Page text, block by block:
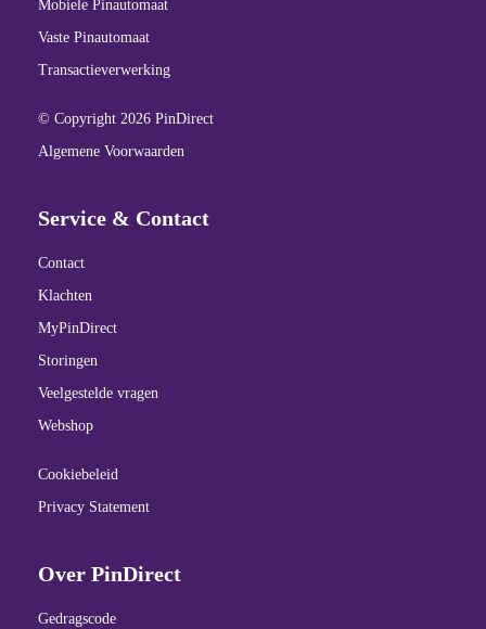
Mobiele Pinautomaat
Vaste Pinautomaat
Transactieverwerking
© Copyright 2026 PinDirect
Algemene Voorwaarden
Service & Contact
Contact
Klachten
MyPinDirect
Storingen
Veelgestelde vragen
Webshop
Cookiebeleid
Privacy Statement
Over PinDirect
Gedragscode